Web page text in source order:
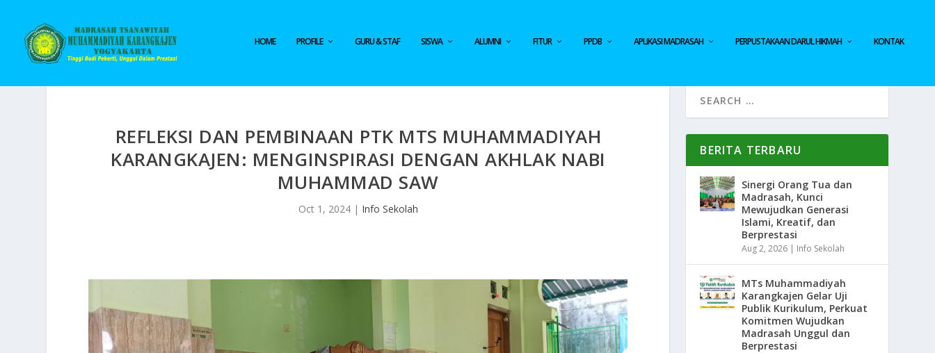
HOME PROFILE GURU & STAF SISWA ALUMNI FITUR PPDB APLIKASI MADRASAH PERPUSTAKAAN DARUL HIKMAH KONTAK
REFLEKSI DAN PEMBINAAN PTK MTS MUHAMMADIYAH
KARANGKAJEN: MENGINSPIRASI DENGAN AKHLAK NABI
MUHAMMAD SAW
Oct 1, 2024| Info Sekolah
BERITA TERBARU
Sinergi Orang Tua dan
Madrasah, Kunci
Mewujudkan Generasi
Islami, Kreatif, dan
Berprestasi
Aug 2, 2026 | Info Sekolah
MTs Muhammadiyah
Karangkajen Gelar Uji
Publik Kurikulum, Perkuat
Komitmen Wujudkan
Madrasah Unggul dan
Berprestasi